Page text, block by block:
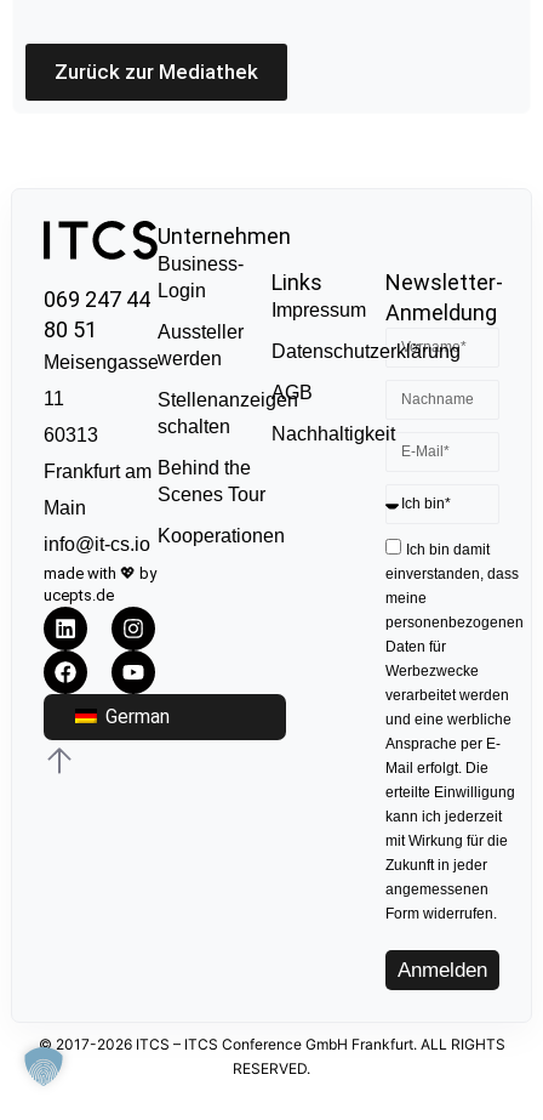
Zurück zur Mediathek
069 247 44
80 51
Meisengasse
11
60313
Frankfurt am
Main
info@it-cs.io
made with 💖 by
ucepts.de
German
Unternehmen
Business-
Login
Aussteller
werden
Stellenanzeigen
schalten
Behind the
Scenes Tour
Kooperationen
Links
Impressum
Datenschutzerklärung
AGB
Nachhaltigkeit
Newsletter-
Anmeldung
Ich bin damit
einverstanden, dass
meine
personenbezogenen
Daten für
Werbezwecke
verarbeitet werden
und eine werbliche
Ansprache per E-
Mail erfolgt. Die
erteilte Einwilligung
kann ich jederzeit
mit Wirkung für die
Zukunft in jeder
angemessenen
Form widerrufen.
Anmelden
© 2017-2026 ITCS – ITCS Conference GmbH Frankfurt. ALL RIGHTS
RESERVED.